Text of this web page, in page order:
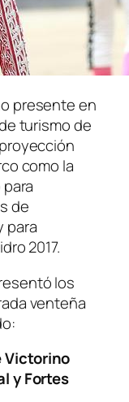
presente en
turismo de
como la
de
para
2017.
los
venteña
Victorino
y Fortes